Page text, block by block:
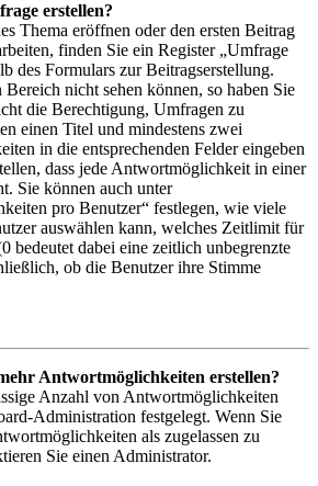
erstellen?
Thema eröffnen oder den ersten Beitrag
finden Sie ein Register „Umfrage
des Formulars zur Beitragserstellung.
Bereich nicht sehen können, so haben Sie
die Berechtigung, Umfragen zu
einen Titel und mindestens zwei
in die entsprechenden Felder eingeben
dass jede Antwortmöglichkeit in einer
Sie können auch unter
pro Benutzer“ festlegen, wie viele
auswählen kann, welches Zeitlimit für
bedeutet dabei eine zeitlich unbegrenzte
ob die Benutzer ihre Stimme
Antwortmöglichkeiten erstellen?
Anzahl von Antwortmöglichkeiten
Administration festgelegt. Wenn Sie
als zugelassen zu
Sie einen Administrator.